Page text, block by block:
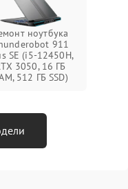
ноутбука
911
SE (i5-12450H,
3050, 16 ГБ
512 ГБ SSD)